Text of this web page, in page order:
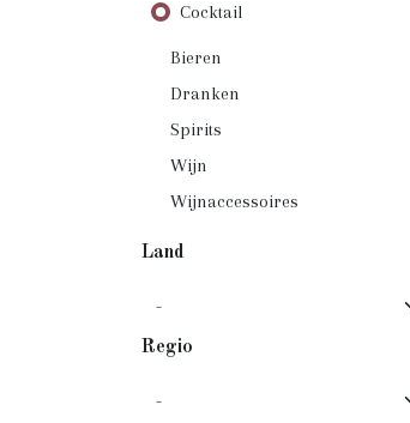
Cocktail
Bieren
Dranken
Spirits
Wijn
Wijnaccessoires
Land
Regio